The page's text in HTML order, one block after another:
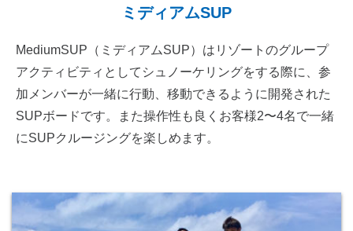
ミディアムSUP
MediumSUP（ミディアムSUP）はリゾートのグループ
アクティビティとしてシュノーケリングをする際に、参
加メンバーが一緒に行動、移動できるように開発された
SUPボードです。また操作性も良くお客様2〜4名で一緒
にSUPクルージングを楽しめます。